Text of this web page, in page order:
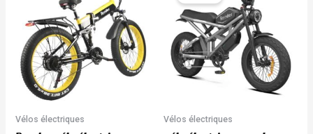
Vélos électriques Vélos électriques